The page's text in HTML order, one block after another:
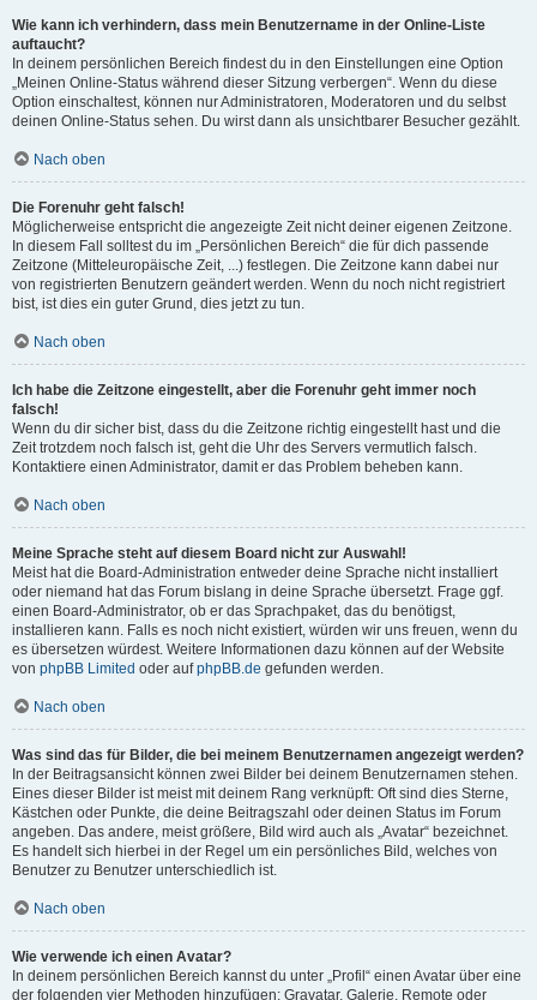
Wie kann ich verhindern, dass mein Benutzername in der Online-Liste
auftaucht?
In deinem persönlichen Bereich findest du in den Einstellungen eine Option
„Meinen Online-Status während dieser Sitzung verbergen“. Wenn du diese
Option einschaltest, können nur Administratoren, Moderatoren und du selbst
deinen Online-Status sehen. Du wirst dann als unsichtbarer Besucher gezählt.
Nach oben
Die Forenuhr geht falsch!
Möglicherweise entspricht die angezeigte Zeit nicht deiner eigenen Zeitzone.
In diesem Fall solltest du im „Persönlichen Bereich“ die für dich passende
Zeitzone (Mitteleuropäische Zeit, ...) festlegen. Die Zeitzone kann dabei nur
von registrierten Benutzern geändert werden. Wenn du noch nicht registriert
bist, ist dies ein guter Grund, dies jetzt zu tun.
Nach oben
Ich habe die Zeitzone eingestellt, aber die Forenuhr geht immer noch
falsch!
Wenn du dir sicher bist, dass du die Zeitzone richtig eingestellt hast und die
Zeit trotzdem noch falsch ist, geht die Uhr des Servers vermutlich falsch.
Kontaktiere einen Administrator, damit er das Problem beheben kann.
Nach oben
Meine Sprache steht auf diesem Board nicht zur Auswahl!
Meist hat die Board-Administration entweder deine Sprache nicht installiert
oder niemand hat das Forum bislang in deine Sprache übersetzt. Frage ggf.
einen Board-Administrator, ob er das Sprachpaket, das du benötigst,
installieren kann. Falls es noch nicht existiert, würden wir uns freuen, wenn du
es übersetzen würdest. Weitere Informationen dazu können auf der Website
von phpBB Limited oder aufphpBB.de gefunden werden.
Nach oben
Was sind das für Bilder, die bei meinem Benutzernamen angezeigt werden?
In der Beitragsansicht können zwei Bilder bei deinem Benutzernamen stehen.
Eines dieser Bilder ist meist mit deinem Rang verknüpft: Oft sind dies Sterne,
Kästchen oder Punkte, die deine Beitragszahl oder deinen Status im Forum
angeben. Das andere, meist größere, Bild wird auch als „Avatar“ bezeichnet.
Es handelt sich hierbei in der Regel um ein persönliches Bild, welches von
Benutzer zu Benutzer unterschiedlich ist.
Nach oben
Wie verwende ich einen Avatar?
In deinem persönlichen Bereich kannst du unter „Profil“ einen Avatar über eine
der folgenden vier Methoden hinzufügen: Gravatar, Galerie, Remote oder